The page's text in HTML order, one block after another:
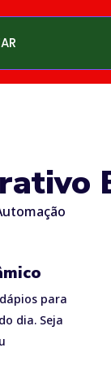
para
dia. Seja